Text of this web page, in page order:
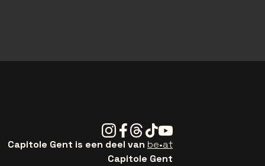
Instagram
Facebook
Threads
TiktokYoutube
Capitole Gent is een deel van be•at
Capitole Gent